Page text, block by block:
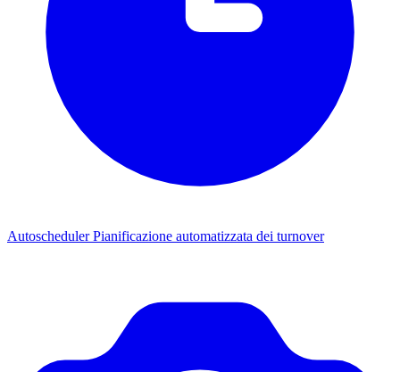
AutoschedulerPianificazione automatizzata dei turnover